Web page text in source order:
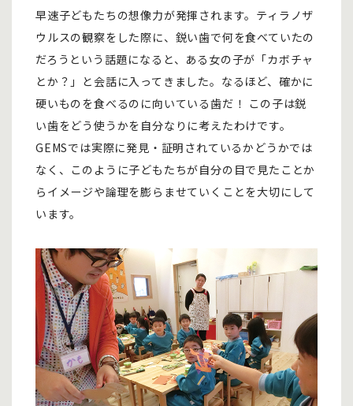
早速子どもたちの想像力が発揮されます。ティラノザ
ウルスの観察をした際に、鋭い歯で何を食べていたの
だろうという話題になると、ある女の子が「カボチャ
とか？」と会話に入ってきました。なるほど、確かに
硬いものを食べるのに向いている歯だ！ この子は鋭
い歯をどう使うかを自分なりに考えたわけです。
GEMSでは実際に発見・証明されているかどうかでは
なく、このように子どもたちが自分の目で見たことか
らイメージや論理を膨らませていくことを大切にして
います。